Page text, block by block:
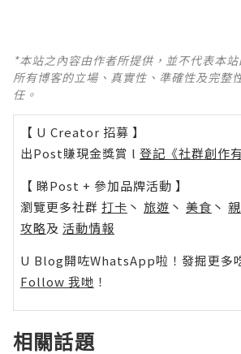
*本站之內容由作者所提供，並不代表本
所有博客的立場、真實性、準確性及完整
任。
【 U Creator 招募 】
出Post賺現金獎賞 l 登記《社群創作
【 睇Post + 參加品牌活動 】
瀏覽更多社群 打卡 丶 旅遊 丶 美食 丶
攻略及 活動情報
U Blog開咗WhatsApp啦！發掘更多
Follow 我哋 ！
相關話題